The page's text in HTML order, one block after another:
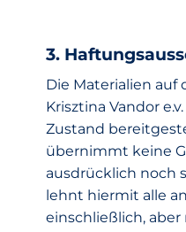
3.
Die Materialien auf
Krisztina Vandor
Zustand
übernimmt keine
ausdrücklich noch
lehnt hiermit alle
einschließlich,